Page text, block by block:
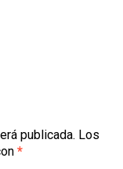
publicada. Los
*